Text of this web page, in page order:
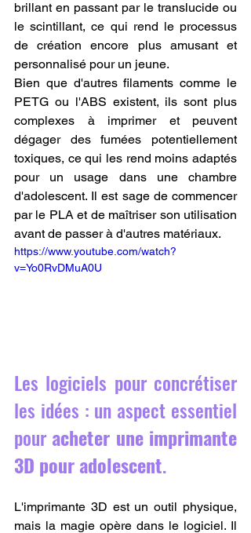
brillant en passant par le translucide ou
le scintillant, ce qui rend le processus
de création encore plus amusant et
personnalisé pour un jeune.
Bien que d'autres filaments comme le
PETG ou l'ABS existent, ils sont plus
complexes à imprimer et peuvent
dégager des fumées potentiellement
toxiques, ce qui les rend moins adaptés
pour un usage dans une chambre
d'adolescent. Il est sage de commencer
par le PLA et de maîtriser son utilisation
avant de passer à d'autres matériaux.
https://www.youtube.com/watch?
v=Yo0RvDMuA0U
Les logiciels pour concrétiser
les idées : un aspect essentiel
pour acheter une imprimante
3D pour adolescent.
L'imprimante 3D est un outil physique,
mais la magie opère dans le logiciel. Il